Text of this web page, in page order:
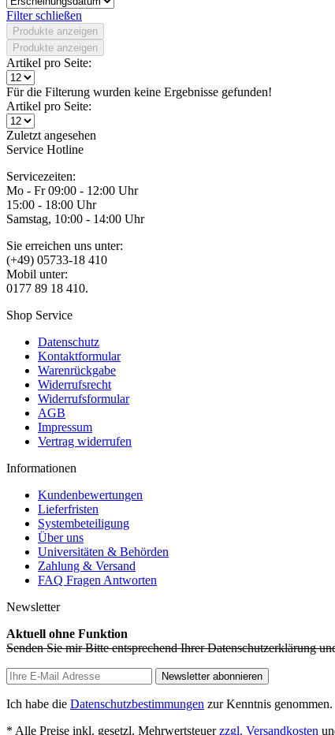
Filter schließen
Produkte anzeigen
Produkte anzeigen
Artikel pro Seite:
Für die Filterung wurden keine Ergebnisse gefunden!
Artikel pro Seite:
Zuletzt angesehen
Service Hotline
Servicezeiten:
Mo - Fr 09:00 - 12:00 Uhr
15:00 - 18:00 Uhr
Samstag, 10:00 - 14:00 Uhr
Sie erreichen uns unter:
(+49) 05733-18 410
Mobil unter:
0177 89 18 410.
Shop Service
Datenschutz
Kontaktformular
Warenrückgabe
Widerrufsrecht
Widerrufsformular
AGB
Impressum
Vertrag widerrufen
Informationen
Kundenbewertungen
Lieferfristen
Systembeteiligung
Über uns
Universitäten & Behörden
Zahlung & Versand
FAQ Fragen Antworten
Newsletter
Aktuell ohne Funktion
Senden Sie mir Bitte entsprechend Ihrer Datenschutzerklärung
Newsletter abonnieren
Ich habe die Datenschutzbestimmungen zur Kenntnis genommen.
* Alle Preise inkl. gesetzl. Mehrwertsteuerzzgl. Versandkosten